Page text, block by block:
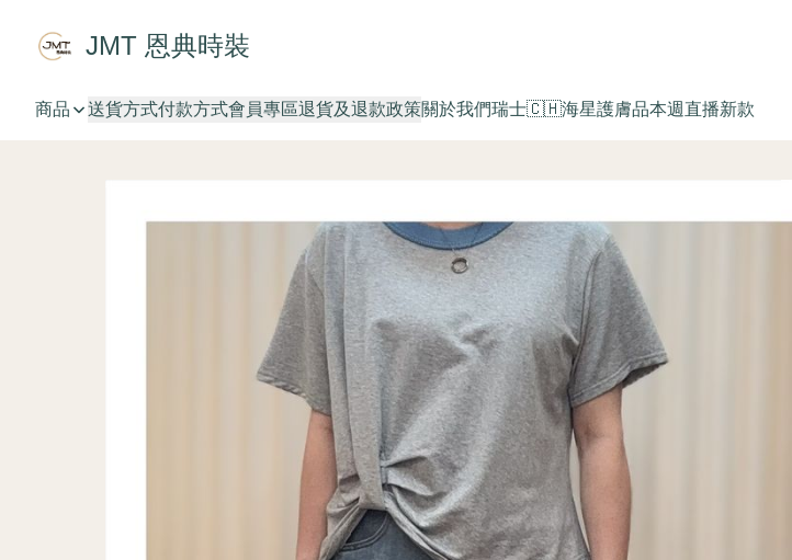
JMT 恩典時裝
商品 送貨方式付款方式會員專區退貨及退款政策關於我們瑞士🇨🇭海星護膚品本週直播新款